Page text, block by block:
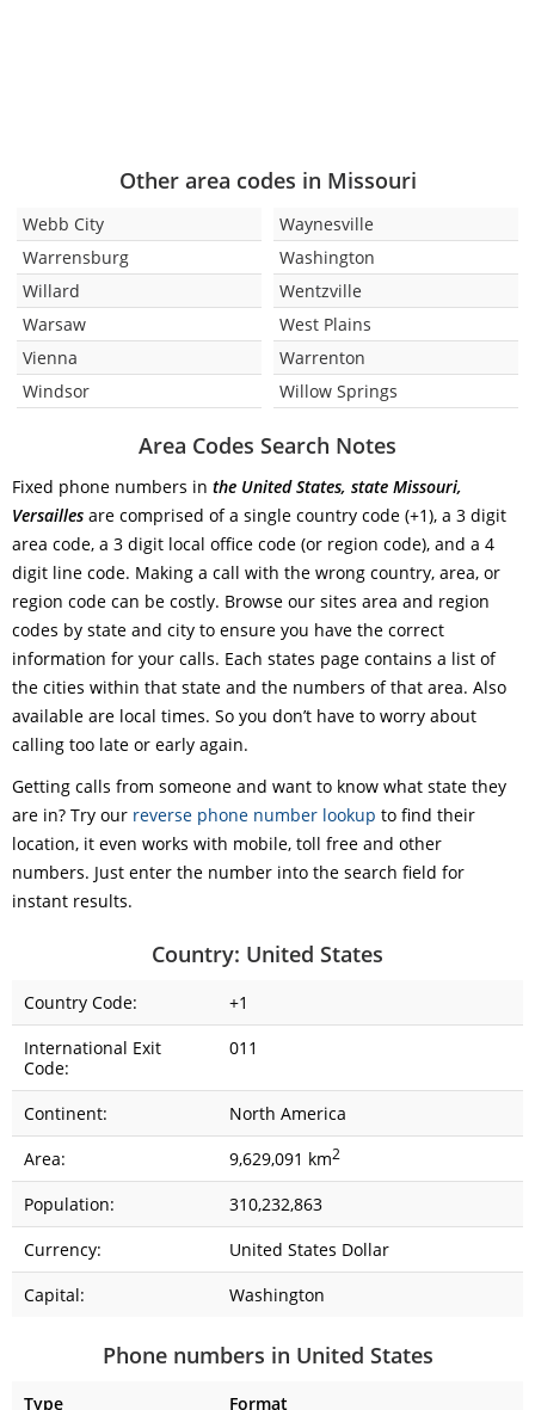
Other area codes in Missouri
Webb City
Warrensburg
Willard
Warsaw
Vienna
Windsor
Waynesville
Washington
Wentzville
West Plains
Warrenton
Willow Springs
Area Codes Search Notes
Fixed phone numbers in the United States, state Missouri,
Versailles are comprised of a single country code (+1), a 3 digit
area code, a 3 digit local office code (or region code), and a 4
digit line code. Making a call with the wrong country, area, or
region code can be costly. Browse our sites area and region
codes by state and city to ensure you have the correct
information for your calls. Each states page contains a list of
the cities within that state and the numbers of that area. Also
available are local times. So you don’t have to worry about
calling too late or early again.
Getting calls from someone and want to know what state they
are in? Try our reverse phone number lookup to find their
location, it even works with mobile, toll free and other
numbers. Just enter the number into the search field for
instant results.
Country: United States
Country Code:
+1
International Exit
Code:
011
Continent:
North America
Area:
9,629,091 km2
Population:
310,232,863
Currency:
United States Dollar
Capital:
Washington
Phone numbers in United States
Type Format